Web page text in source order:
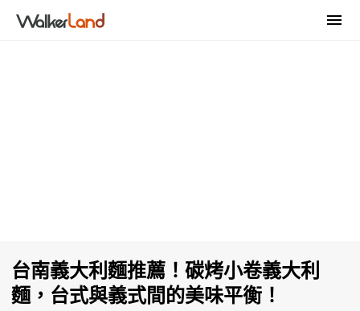
台南義大利麵推薦！碳烤小卷義大利
麵，台式與義式間的美味平衡！